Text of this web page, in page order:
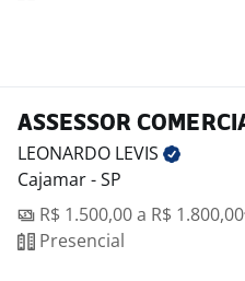
ASSESSOR
LEONARDO LEVIS
Cajamar - SP
R$ 1.500,00 a R$ 1.800,00
Presencial